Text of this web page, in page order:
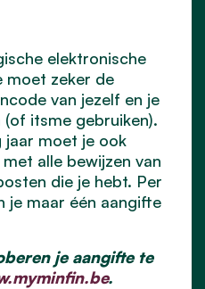
elektronische
moet zeker de
van jezelf en je
itsme gebruiken).
jaar moet je ook
alle bewijzen van
die je hebt. Per
je maar één aangifte
je aangifte te
.